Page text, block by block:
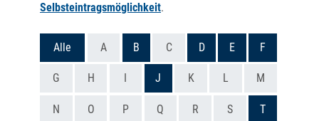
Selbsteintragsmöglichkeit.
Alle A B C D E F
G H J K L M
N O P Q R S T